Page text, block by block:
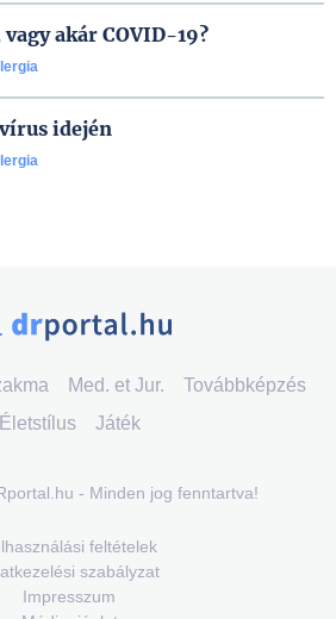
akár COVID-19?
idején
Med. et Jur.
Továbbképzés
Életstílus
Játék
- Minden jog fenntartva!
feltételek
szabályzat
Impresszum